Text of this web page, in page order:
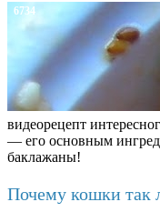
6734
видеорецепт
— его основным
баклажаны!
Почему кошки так